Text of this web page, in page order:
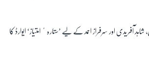
آفریدی اور سرفراز احمد کے لیے ’ستارہٴ امتیاز‘ ایوارڈ کا